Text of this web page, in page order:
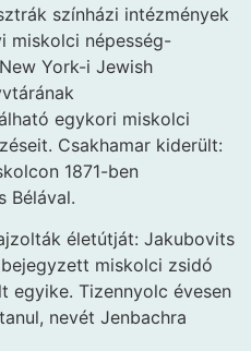
színházi intézmények
miskolci népesség-
York-i Jewish
egykori miskolci
Csakhamar kiderült:
1871-ben
Bélával.
életútját: Jakubovits
miskolci zsidó
egyike. Tizennyolc évesen
nevét Jenbachra